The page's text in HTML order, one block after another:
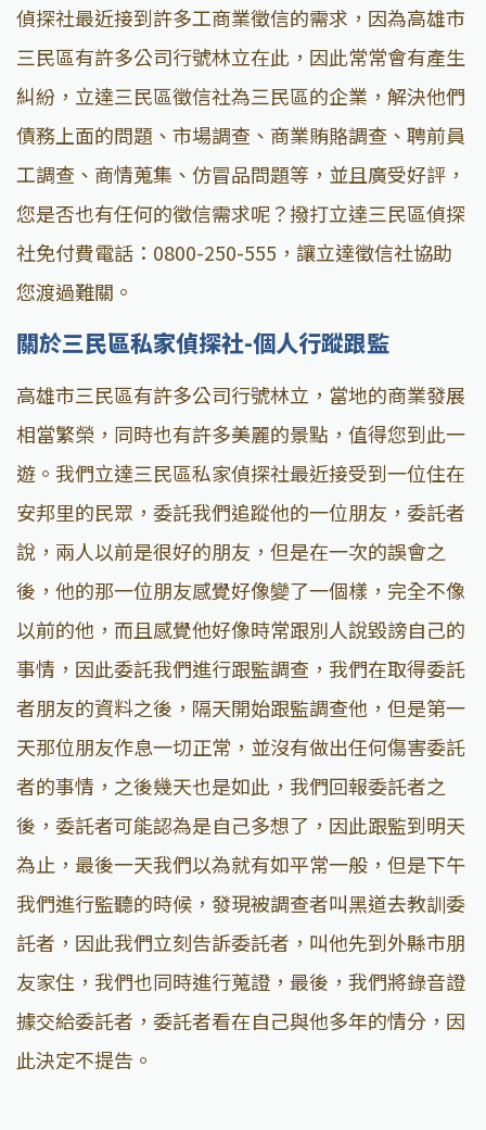
偵探社最近接到許多工商業徵信的需求，因為高雄市
三民區有許多公司行號林立在此，因此常常會有產生
糾紛，立達三民區徵信社為三民區的企業，解決他們
債務上面的問題、市場調查、商業賄賂調查、聘前員
工調查、商情蒐集、仿冒品問題等，並且廣受好評，
您是否也有任何的徵信需求呢？撥打立達三民區偵探
社免付費電話：0800-250-555，讓立達徵信社協助
您渡過難關。
關於三民區私家偵探社-個人行蹤跟監
高雄市三民區有許多公司行號林立，當地的商業發展
相當繁榮，同時也有許多美麗的景點，值得您到此一
遊。我們立達三民區私家偵探社最近接受到一位住在
安邦里的民眾，委託我們追蹤他的一位朋友，委託者
說，兩人以前是很好的朋友，但是在一次的誤會之
後，他的那一位朋友感覺好像變了一個樣，完全不像
以前的他，而且感覺他好像時常跟別人說毀謗自己的
事情，因此委託我們進行跟監調查，我們在取得委託
者朋友的資料之後，隔天開始跟監調查他，但是第一
天那位朋友作息一切正常，並沒有做出任何傷害委託
者的事情，之後幾天也是如此，我們回報委託者之
後，委託者可能認為是自己多想了，因此跟監到明天
為止，最後一天我們以為就有如平常一般，但是下午
我們進行監聽的時候，發現被調查者叫黑道去教訓委
託者，因此我們立刻告訴委託者，叫他先到外縣市朋
友家住，我們也同時進行蒐證，最後，我們將錄音證
據交給委託者，委託者看在自己與他多年的情分，因
此決定不提告。